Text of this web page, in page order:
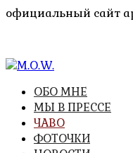
Перейти
официальный сайт
M.O.W.
высочайшее
ОБО МНЕ
МЫ В ПРЕССЕ
ЧАВО
ФОТОЧКИ